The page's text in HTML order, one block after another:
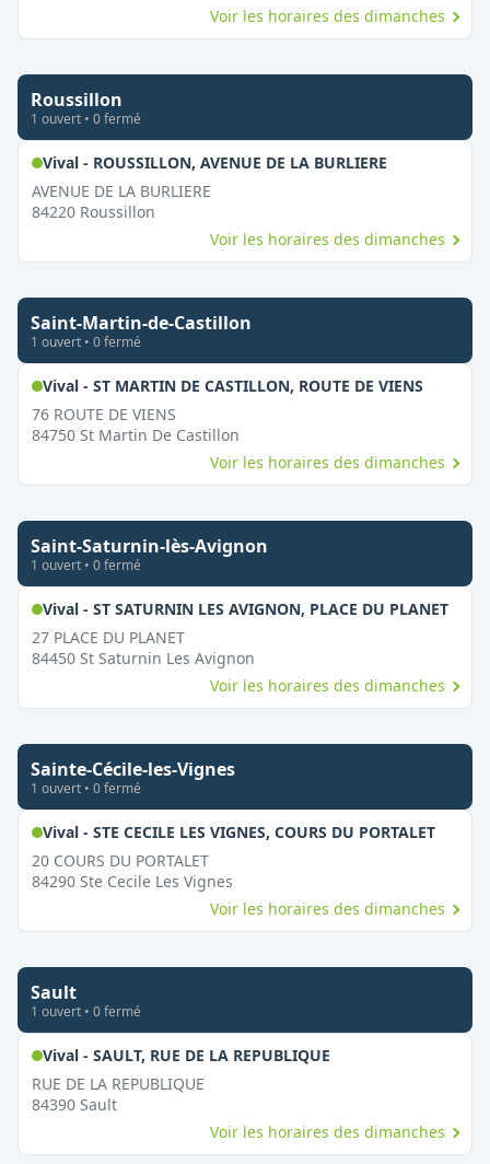
Voir les horaires des dimanches
Roussillon
1 ouvert • 0fermé
Vival - ROUSSILLON, AVENUE DE LA BURLIERE,
AVENUE DE LA BURLIERE
84220 Roussillon
Voir les horaires des dimanches
Saint-Martin-de-Castillon
1 ouvert • 0fermé
Vival - ST MARTIN DE CASTILLON, ROUTE DE VIENS,
76 ROUTE DE VIENS
84750 St Martin De Castillon
Voir les horaires des dimanches
Saint-Saturnin-lès-Avignon
1 ouvert • 0fermé
Vival - ST SATURNIN LES AVIGNON, PLACE DU PLANET,
27 PLACE DU PLANET
84450 St Saturnin Les Avignon
Voir les horaires des dimanches
Sainte-Cécile-les-Vignes
1 ouvert • 0fermé
Vival - STE CECILE LES VIGNES, COURS DU PORTALET,
20 COURS DU PORTALET
84290 Ste Cecile Les Vignes
Voir les horaires des dimanches
Sault
1 ouvert • 0fermé
Vival - SAULT, RUE DE LA REPUBLIQUE,
RUE DE LA REPUBLIQUE
84390 Sault
Voir les horaires des dimanches